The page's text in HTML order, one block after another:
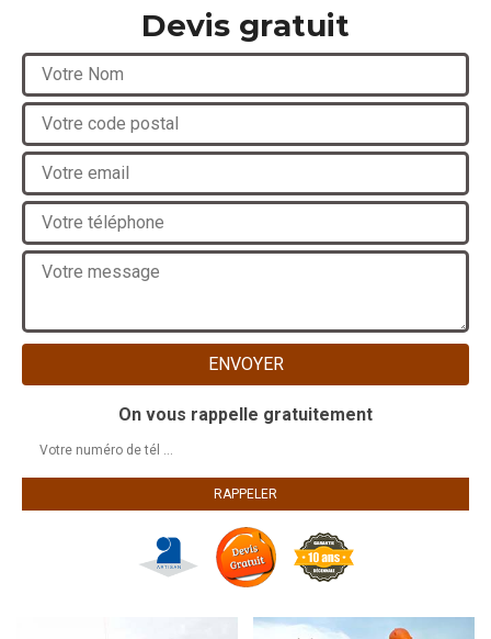
Devis gratuit
On vous rappelle gratuitement